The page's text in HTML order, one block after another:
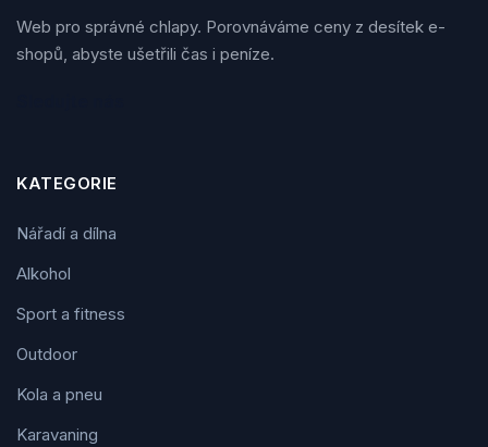
Web pro správné chlapy. Porovnáváme ceny z desítek e-
shopů, abyste ušetřili čas i peníze.
KATEGORIE
Nářadí a dílna
Alkohol
Sport a fitness
Outdoor
Kola a pneu
Karavaning